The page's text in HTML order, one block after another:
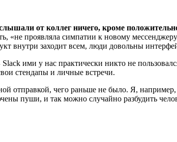
от коллег ничего, кроме
«не проявляла симпатии к новому
внутри заходит всем, люди довольны
ими у нас практически никто не
стендапы и личные встречи.
отправкой, чего раньше не было. Я,
пуши, и так можно случайно разбудить